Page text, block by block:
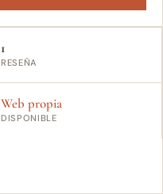
1
RESEÑA
Web propia
DISPONIBLE